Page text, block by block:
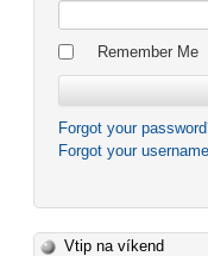
Remember Me
Forgot your
Forgot your
Vtip na víkend